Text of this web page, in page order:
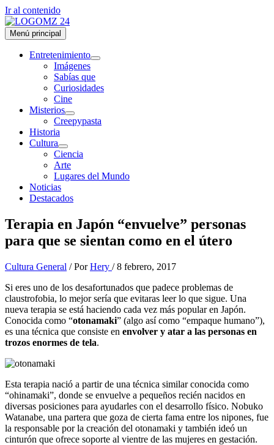
Ir al contenido
Menú principal
Entretenimiento
Imágenes
Sabías que
Curiosidades
Cine
Misterios
Creepypasta
Historia
Cultura
Ciencia
Arte
Lugares del Mundo
Noticias
Destacados
Terapia en Japón “envuelve” personas
para que se sientan como en el útero
Cultura General / PorHery /8 febrero, 2017
Si eres uno de los desafortunados que padece problemas de
claustrofobia, lo mejor sería que evitaras leer lo que sigue. Una
nueva terapia se está haciendo cada vez más popular en Japón.
Conocida como “otonamaki” (algo así como “empaque humano”),
es una técnica que consiste en envolver y atar a las personas en
trozos enormes de tela.
Esta terapia nació a partir de una técnica similar conocida como
“ohinamaki”, donde se envuelve a pequeños recién nacidos en
diversas posiciones para ayudarles con el desarrollo físico. Nobuko
Watanabe, una partera que goza de cierta fama entre los nipones, fue
la responsable por la creación del otonamaki y también ideó un
cinturón que ofrece soporte al vientre de las mujeres en gestación.